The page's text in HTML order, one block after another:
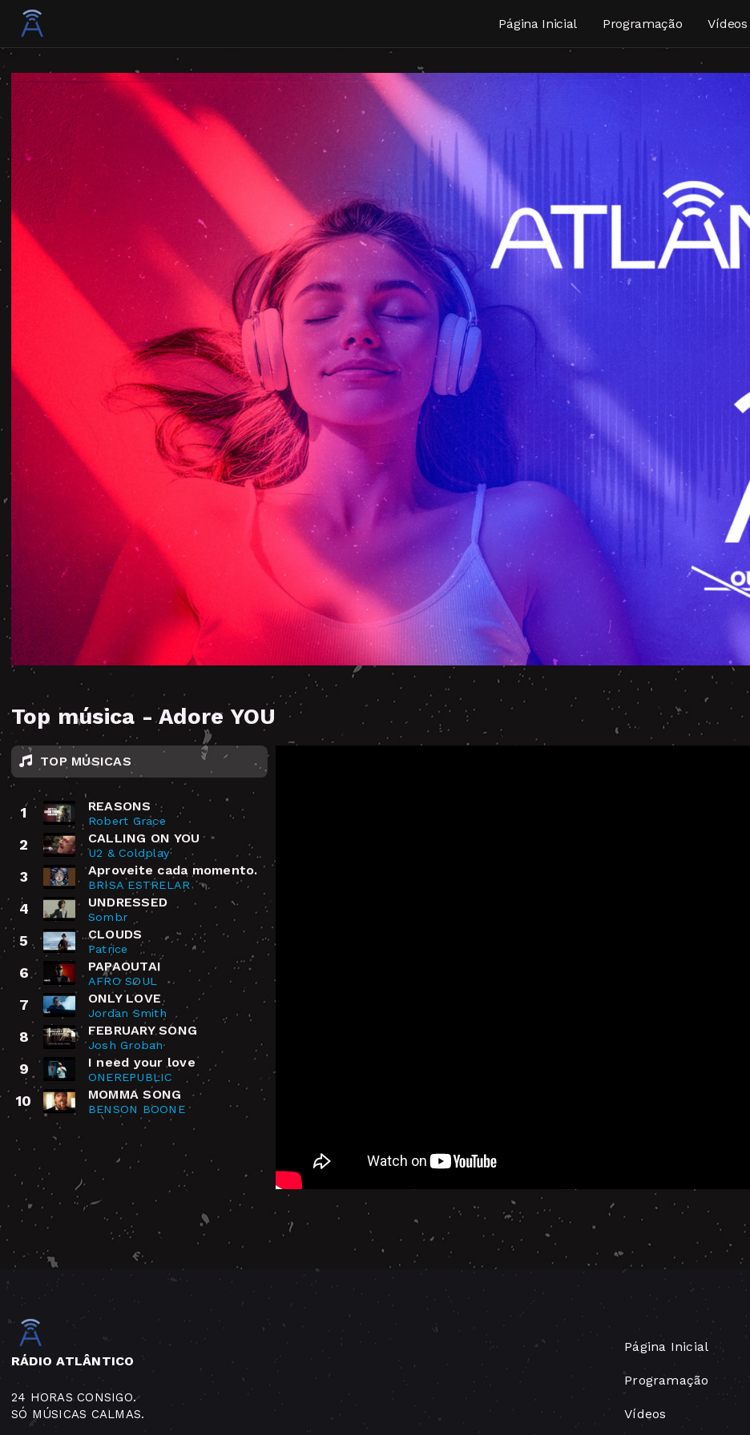
Página Inicial Programação Vídeos
Top música - Adore YOU
TOP MÚSICAS
1 REASONS
Robert Grace
2 CALLING ON YOU
U2 & Coldplay
3 Aproveite cada momento.
BRISA ESTRELAR
4 UNDRESSED
Sombr
5 CLOUDS
Patrice
6 PAPAOUTAI
AFRO SOUL
7 ONLY LOVE
Jordan Smith
8 FEBRUARY SONG
Josh Groban
9 I need your love
ONEREPUBLIC
10 MOMMA SONG
BENSON BOONE
RÁDIO ATLÂNTICO
24 HORAS CONSIGO.
SÓ MÚSICAS CALMAS.
Página Inicial
Programação
Vídeos